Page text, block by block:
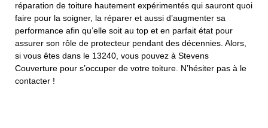
réparation de toiture hautement expérimentés qui sauront quoi
faire pour la soigner, la réparer et aussi d’augmenter sa
performance afin qu’elle soit au top et en parfait état pour
assurer son rôle de protecteur pendant des décennies. Alors,
si vous êtes dans le 13240, vous pouvez à Stevens
Couverture pour s’occuper de votre toiture. N’hésiter pas à le
contacter !